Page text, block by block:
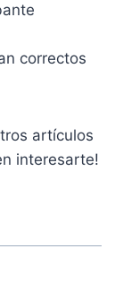
correctos
artículos
interesarte!